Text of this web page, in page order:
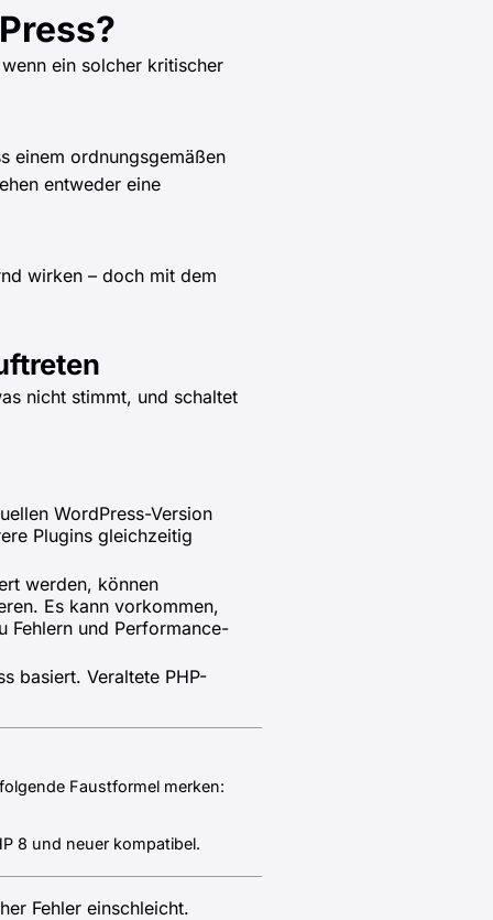
ein solcher kritischer
einem ordnungsgemäßen
entweder eine
wirken – doch mit dem
nicht stimmt, und schaltet
WordPress-Version
Plugins gleichzeitig
werden, können
Es kann vorkommen,
Fehlern und Performance-
basiert. Veraltete PHP-
Faustformel merken:
8 und neuer kompatibel.
Fehler einschleicht.